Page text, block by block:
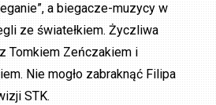
a biegacze-muzycy w
ze światełkiem. Życzliwa
Tomkiem Zeńczakiem i
Nie mogło zabraknąć Filipa
STK.